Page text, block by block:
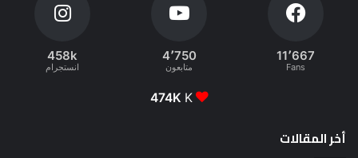
11٬667
Fans
4٬750
متابعون
458k
انستجرام
474K K
أخر المقالات